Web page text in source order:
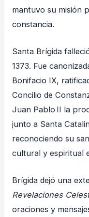
mantuvo su misión
constancia.
Santa Brígida
1373. Fue
Bonifacio IX,
Concilio de
Juan Pablo II la
junto a Santa
reconociendo su
cultural y espiritual
Brígida dejó una
Revelaciones
oraciones y